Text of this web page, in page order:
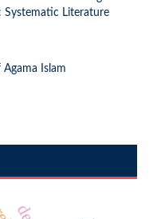
Systematic Literature
Islam